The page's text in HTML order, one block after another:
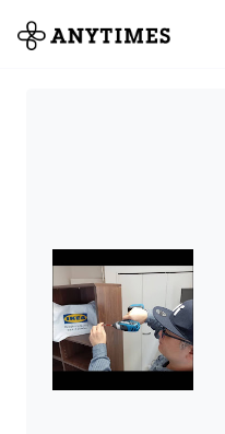
全て